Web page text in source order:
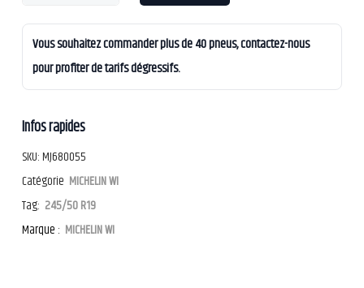
Vous souhaitez commander plus de 40 pneus, contactez-nous
pour profiter de tarifs dégressifs.
Infos rapides
SKU:MJ680055
Catégorie MICHELIN WI
Tag: 245/50 R19
Marque : MICHELIN WI